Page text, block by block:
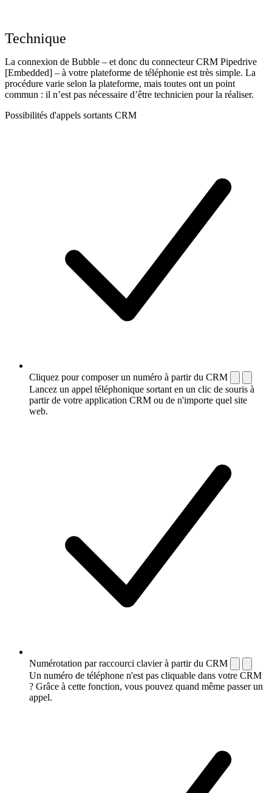
Technique
La connexion de Bubble – et donc du connecteur CRM Pipedrive
[Embedded] – à votre plateforme de téléphonie est très simple. La
procédure varie selon la plateforme, mais toutes ont un point
commun : il n’est pas nécessaire d’être technicien pour la réaliser.
Possibilités d'appels sortants CRM
Cliquez pour composer un numéro à partir du CRM
Lancez un appel téléphonique sortant en un clic de souris à
partir de votre application CRM ou de n'importe quel site
web.
Numérotation par raccourci clavier à partir du CRM
Un numéro de téléphone n'est pas cliquable dans votre CRM
? Grâce à cette fonction, vous pouvez quand même passer un
appel.